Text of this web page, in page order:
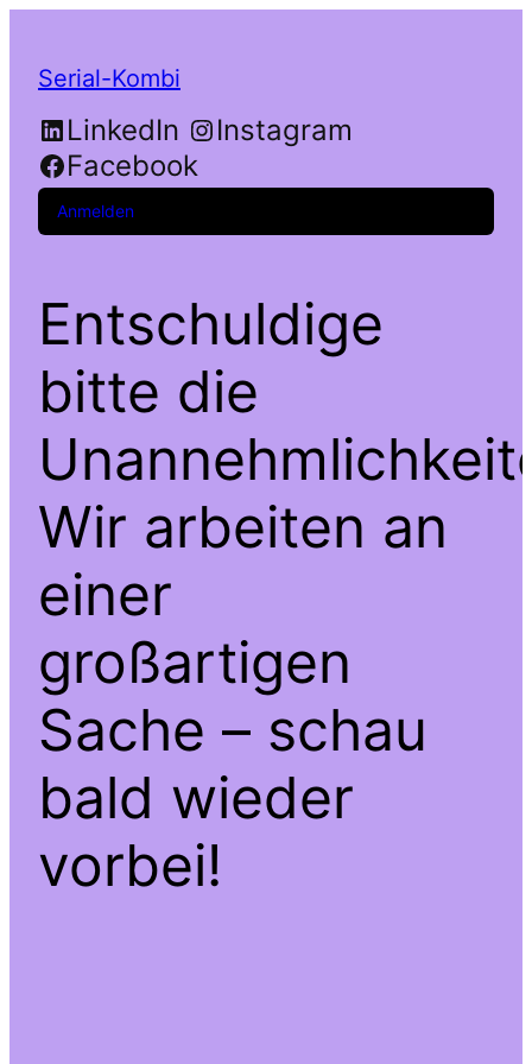
Serial-Kombi
LinkedIn
Instagram
Facebook
Anmelden
Entschuldige
bitte die
Wir arbeiten an
einer
großartigen
Sache – schau
bald wieder
vorbei!